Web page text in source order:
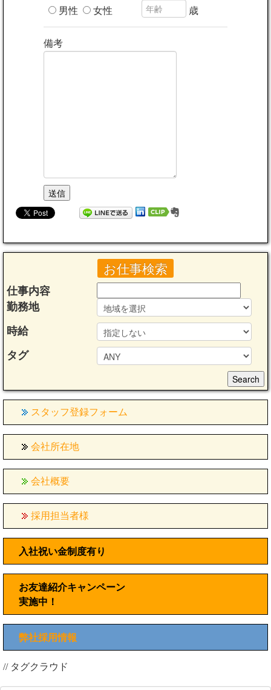
男性 女性 歳
備考
お仕事検索
仕事内容
勤務地
時給
タグ
スタッフ登録フォーム
会社所在地
会社概要
採用担当者様
入社祝い金制度有り
お友達紹介キャンペーン
実施中！
弊社採用情報
// タグクラウド